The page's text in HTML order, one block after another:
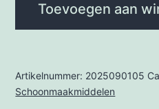
Refill
Toevoegen aan
Artikelnummer: 2025090105
Schoonmaakmiddelen